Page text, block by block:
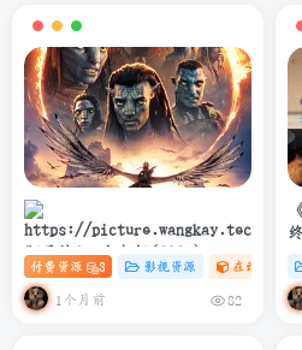
阿凡达3：火与烬(2025)
4K+1080P 中英双字 夸克&度盘
&迅雷下载
付费资源 3 影视资源 在线观看
1个月前 82